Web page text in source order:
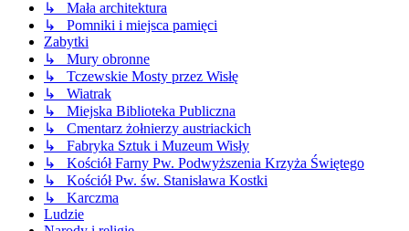
↳ Mała architektura
↳ Pomniki i miejsca pamięci
Zabytki
↳ Mury obronne
↳ Tczewskie Mosty przez Wisłę
↳ Wiatrak
↳ Miejska Biblioteka Publiczna
↳ Cmentarz żołnierzy austriackich
↳ Fabryka Sztuk i Muzeum Wisły
↳ Kościół Farny Pw. Podwyższenia Krzyża Świętego
↳ Kościół Pw. św. Stanisława Kostki
↳ Karczma
Ludzie